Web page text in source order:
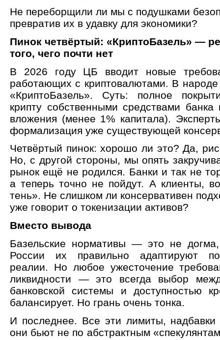
Не переборщили ли мы с подушками
превратив их в удавку для экономики?
Пинок четвёртый: «КриптоБазель» —
того, чего почти нет
В 2026 году ЦБ вводит новые
работающих с криптовалютами. В
«КриптоБазель». Суть: полное
крипту собственными средствами
вложения (менее 1% капитала).
формализация уже существующей
Четвёртый пинок: хорошо ли это? Да,
Но, с другой стороны, мы опять
рынок ещё не родился. Банки и так не
а теперь точно не пойдут. А клиенты,
тень». Не слишком ли консервативен
уже говорит о токенизации активов?
Вместо вывода
Базельские нормативы — это не
России их правильно адаптируют
реалии. Но любое ужесточение
ликвидности — это всегда выбор
банковской системы и доступностью
балансирует. Но грань очень тонка.
И последнее. Все эти лимиты,
они бьют не по абстрактным